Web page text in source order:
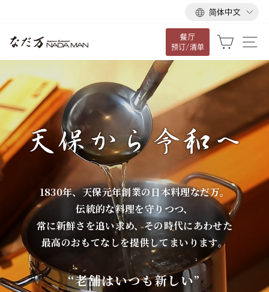
语
言
简体中文
な
だ
万
餐厅
预订/清单
大车
1830年、天保元年創業の日本料理なだ万。
伝統的な料理を守りつつ、
常に新鮮さを追い求め、その時代にあわせた
最高のおもてなしを提供してまいります。
“老舗はいつも新しい”